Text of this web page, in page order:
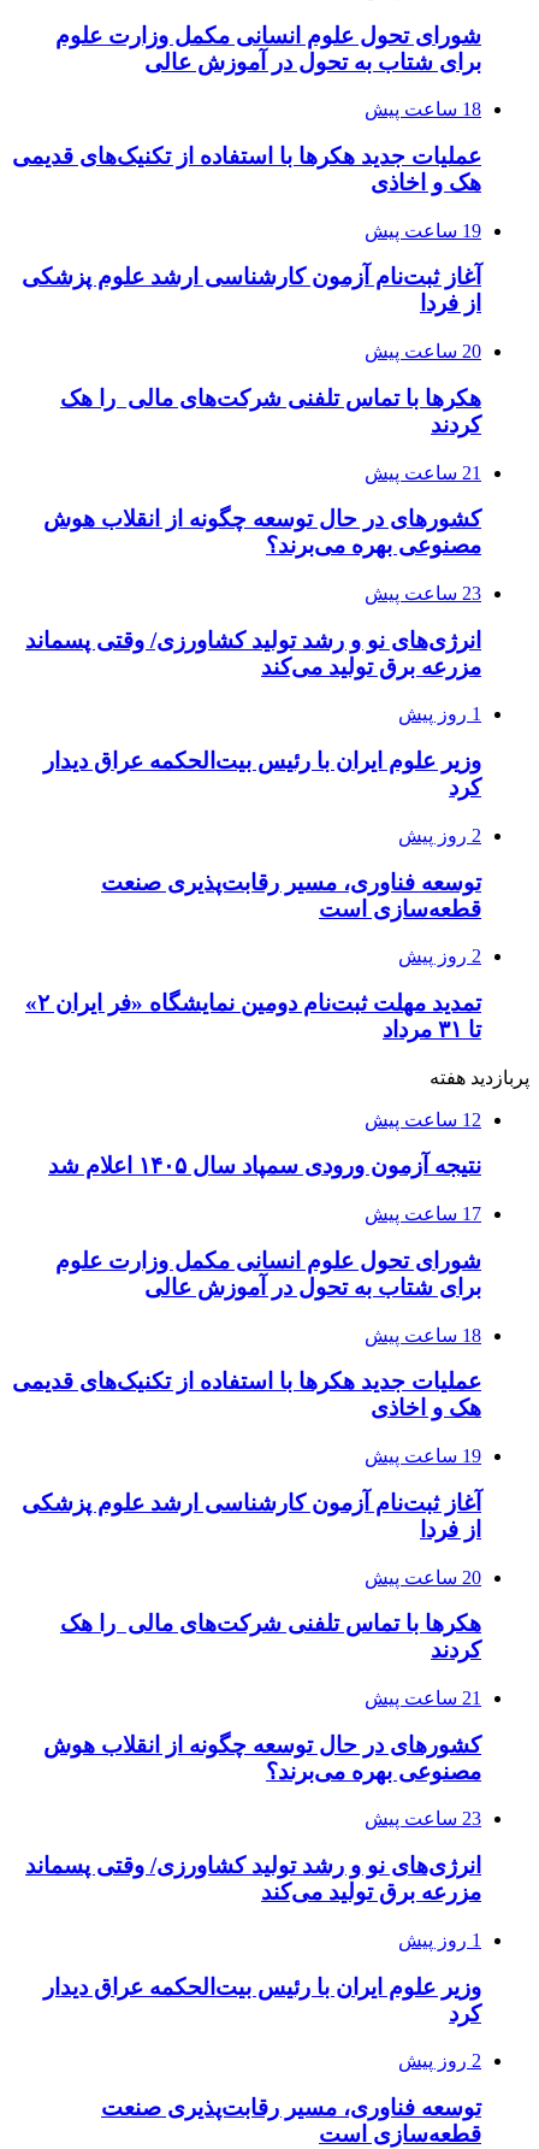
شورای تحول علوم انسانی مکمل وزارت علوم
برای شتاب به تحول در آموزش عالی
18 ساعت پیش
عملیات جدید هکرها با استفاده از تکنیک‌های قدیمی
هک و اخاذی
19 ساعت پیش
آغاز ثبت‌نام‌ آزمون کارشناسی ارشد علوم پزشکی
از فردا
20 ساعت پیش
هکرها با تماس تلفنی شرکت‌های مالی را هک
کردند
21 ساعت پیش
کشورهای در حال توسعه چگونه از انقلاب هوش
مصنوعی بهره می‌برند؟
23 ساعت پیش
انرژی‌های نو و رشد تولید کشاورزی/ وقتی پسماند
مزرعه‌ برق تولید می‌کند
1 روز پیش
وزیر علوم ایران با رئیس بیت‌الحکمه عراق دیدار
کرد
2 روز پیش
توسعه فناوری، مسیر رقابت‌پذیری صنعت
قطعه‌سازی است
2 روز پیش
تمدید مهلت ثبت‌نام دومین نمایشگاه «فر ایران ۲»
تا ۳۱ مرداد
پربازدید هفته
12 ساعت پیش
نتیجه آزمون ورودی سمپاد سال ۱۴۰۵ اعلام شد
17 ساعت پیش
شورای تحول علوم انسانی مکمل وزارت علوم
برای شتاب به تحول در آموزش عالی
18 ساعت پیش
عملیات جدید هکرها با استفاده از تکنیک‌های قدیمی
هک و اخاذی
19 ساعت پیش
آغاز ثبت‌نام‌ آزمون کارشناسی ارشد علوم پزشکی
از فردا
20 ساعت پیش
هکرها با تماس تلفنی شرکت‌های مالی را هک
کردند
21 ساعت پیش
کشورهای در حال توسعه چگونه از انقلاب هوش
مصنوعی بهره می‌برند؟
23 ساعت پیش
انرژی‌های نو و رشد تولید کشاورزی/ وقتی پسماند
مزرعه‌ برق تولید می‌کند
1 روز پیش
وزیر علوم ایران با رئیس بیت‌الحکمه عراق دیدار
کرد
2 روز پیش
توسعه فناوری، مسیر رقابت‌پذیری صنعت
قطعه‌سازی است